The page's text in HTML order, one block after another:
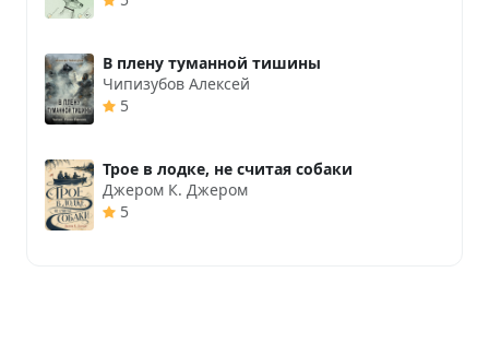
В плену туманной тишины
Чипизубов Алексей
5
Трое в лодке, не считая собаки
Джером К. Джером
5